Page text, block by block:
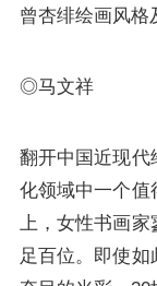
曾杏绯绘画风格
◎马文祥
翻开中国近现代
化领域中一个值
上，女性书画家
足百位。即使